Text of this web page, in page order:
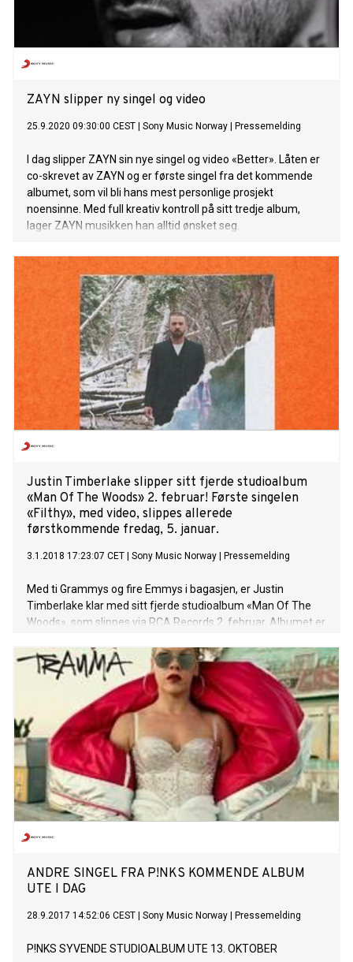
ZAYN slipper ny singel og video
25.9.2020 09:30:00 CEST Sony Music Norway Pressemelding
I dag slipper ZAYN sin nye singel og video «Better». Låten er
co-skrevet av ZAYN og er første singel fra det kommende
albumet, som vil bli hans mest personlige prosjekt
noensinne. Med full kreativ kontroll på sitt tredje album,
lager ZAYN musikken han alltid ønsket seg.
Justin Timberlake slipper sitt fjerde studioalbum
«Man Of The Woods» 2. februar! Første singelen
«Filthy», med video, slippes allerede
førstkommende fredag, 5. januar.
3.1.2018 17:23:07 CET Sony Music Norway Pressemelding
Med ti Grammys og fire Emmys i bagasjen, er Justin
Timberlake klar med sitt fjerde studioalbum «Man Of The
Woods», som slippes via RCA Records 2. februar. Albumet er
dag slippes også den nye singelen «Filthy», med tilhørende
video regissert av Mark Romanek. Låten er skrevet og
produsert av Timberlake, Timbaland og Danja, i samarbeid
med James Fauntleroy og Larrance Dopson.
ANDRE SINGEL FRA P!NKS KOMMENDE ALBUM
UTE I DAG
28.9.2017 14:52:06 CEST Sony Music Norway Pressemelding
P!NKS SYVENDE STUDIOALBUM UTE 13. OKTOBER